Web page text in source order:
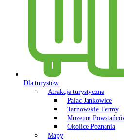
Dla turystów
Atrakcje turystyczne
Pałac Jankowice
Tarnowskie Termy
Muzeum
Okolice Poznania
Mapy